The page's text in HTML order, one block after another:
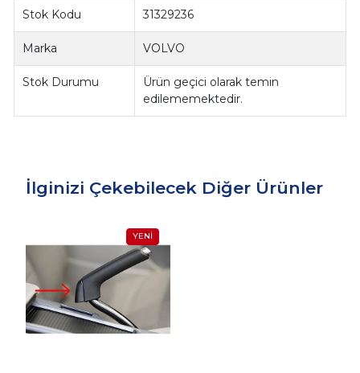
Stok Kodu 31329236
Marka VOLVO
Stok Durumu
Ürün geçici olarak temin
edilememektedir.
İlginizi Çekebilecek Diğer Ürünler